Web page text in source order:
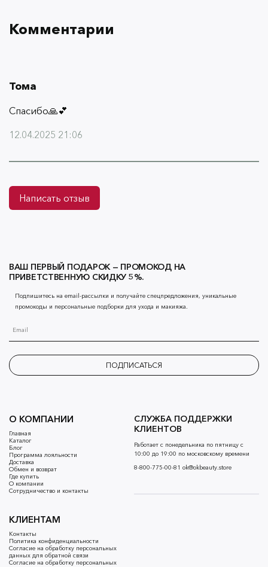
Комментарии
Тома
Спасибо🙏💕
12.04.2025 21:06
Написать отзыв
О КОМПАНИИ
Главная
Каталог
Блог
Программа лояльности
Доставка
Обмен и возврат
Где купить
О компании
Сотрудничество и контакты
КЛИЕНТАМ
Контакты
Политика конфиденциальности
Согласие на обработку персональных
данных для обратной связи
Согласие на обработку персональных
СЛУЖБА ПОДДЕРЖКИ
КЛИЕНТОВ
Работает с понедельника по пятницу с
10:00 до 19:00 по московскому времени
8-800-775-00-81 ok@okbeauty.store
ВАШ ПЕРВЫЙ ПОДАРОК — ПРОМОКОД НА
ПРИВЕТСТВЕННУЮ СКИДКУ 5%.
Подпишитесь на email-рассылки и получайте спецпредложения, уникальные
промокоды и персональные подборки для ухода и макияжа.
ПОДПИСАТЬСЯ